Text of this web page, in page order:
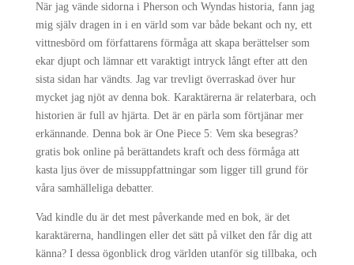
När jag vände sidorna i Pherson och Wyndas historia, fann jag
mig själv dragen in i en värld som var både bekant och ny, ett
vittnesbörd om författarens förmåga att skapa berättelser som
ekar djupt och lämnar ett varaktigt intryck långt efter att den
sista sidan har vändts. Jag var trevligt överraskad över hur
mycket jag njöt av denna bok. Karaktärerna är relaterbara, och
historien är full av hjärta. Det är en pärla som förtjänar mer
erkännande. Denna bok är One Piece 5: Vem ska besegras?
gratis bok online på berättandets kraft och dess förmåga att
kasta ljus över de missuppfattningar som ligger till grund för
våra samhälleliga debatter.
Vad kindle du är det mest påverkande med en bok, är det
karaktärerna, handlingen eller det sätt på vilket den får dig att
känna? I dessa ögonblick drog världen utanför sig tillbaka, och